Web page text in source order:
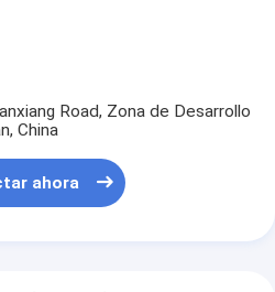
Road, Zona de Desarrollo
China
ahora